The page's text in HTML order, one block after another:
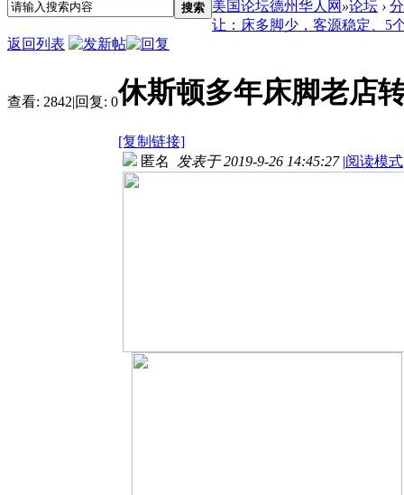
搜索 美国论坛德州华人网 »论坛 ›
让：床多脚少，客源稳定、5
返回列表
查看: 2842|回复: 0休斯顿多年床脚老店
[复制链接]
匿名 发表于 2019-9-26 14:45:27 |阅读模式